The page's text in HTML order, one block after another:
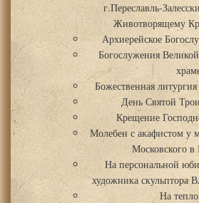
г.Переславль-
Животворящему
Архиерейское
Богослужения
Божественная
День Святой
Крещение
Молебен с акафистом у
Московского
На персональной
художника скульптора
На